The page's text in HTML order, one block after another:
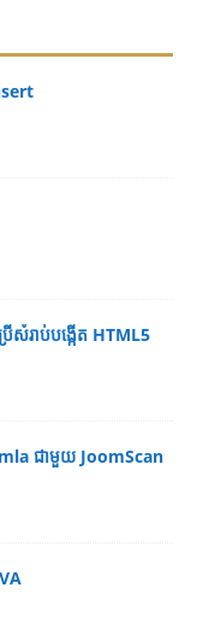
សំរាប់បង្កើត HTML5
ជាមួយ JoomScan